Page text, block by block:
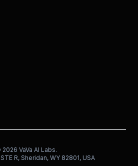
2026 VaVa AI Labs.
R, Sheridan, WY 82801, USA